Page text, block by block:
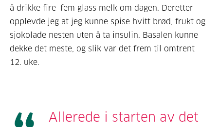
å drikke fire–fem glass melk om dagen. Deretter
opplevde jeg at jeg kunne spise hvitt brød, frukt og
sjokolade nesten uten å ta insulin. Basalen kunne
dekke det meste, og slik var det frem til omtrent
12. uke.
Allerede i starten av det